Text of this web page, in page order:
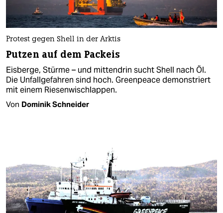
Protest gegen Shell in der Arktis
Putzen auf dem Packeis
Eisberge, Stürme – und mittendrin sucht Shell nach Öl.
Die Unfallgefahren sind hoch. Greenpeace demonstriert
mit einem Riesenwischlappen.
Von Dominik Schneider